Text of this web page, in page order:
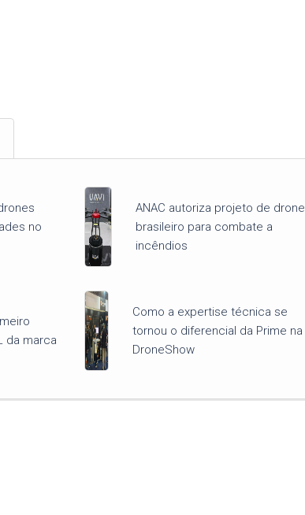
no
ANAC autoriza projeto de drone
brasileiro para combate a
incêndios
da marca
Como a expertise técnica se
tornou o diferencial da Prime na
DroneShow